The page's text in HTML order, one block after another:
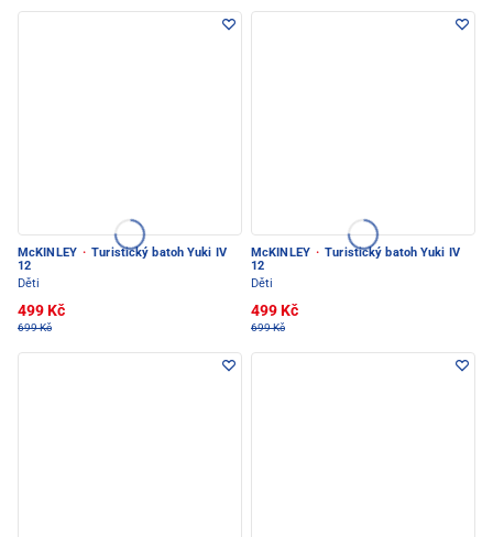
McKINLEY · Turistický batoh Yuki IV
12
Děti
499 Kč
699 Kč
McKINLEY · Turistický batoh Yuki IV
12
Děti
499 Kč
699 Kč